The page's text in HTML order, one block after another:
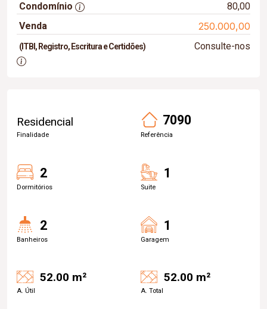
Condomínio
80,00
Venda
250.000,00
(ITBI, Registro, Escritura e Certidões) Consulte-nos
Residencial
Finalidade
7090
Referência
2
Dormitórios
1
Suite
2
Banheiros
1
Garagem
52.00 m²
A. Útil
52.00 m²
A. Total